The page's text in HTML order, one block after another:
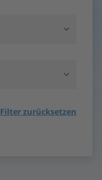
Filter zurücksetzen